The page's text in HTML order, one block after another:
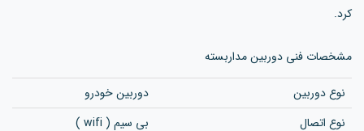
کرد.
مشخصات فنی دوربین مداربسته
نوع دوربین
دوربین خودرو
نوع اتصال
بی سیم ( wifi )